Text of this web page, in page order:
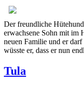
Der freundliche
erwachsene Sohn mit im
neuen Familie und er
wüsste er, dass er nun
Tula